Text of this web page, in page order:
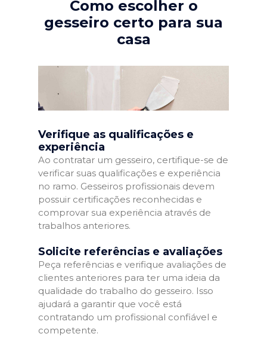
Como escolher o
gesseiro certo para sua
casa
Verifique as qualificações e
experiência
Ao contratar um gesseiro, certifique-se de
verificar suas qualificações e experiência
no ramo. Gesseiros profissionais devem
possuir certificações reconhecidas e
comprovar sua experiência através de
trabalhos anteriores.
Solicite referências e avaliações
Peça referências e verifique avaliações de
clientes anteriores para ter uma ideia da
qualidade do trabalho do gesseiro. Isso
ajudará a garantir que você está
contratando um profissional confiável e
competente.